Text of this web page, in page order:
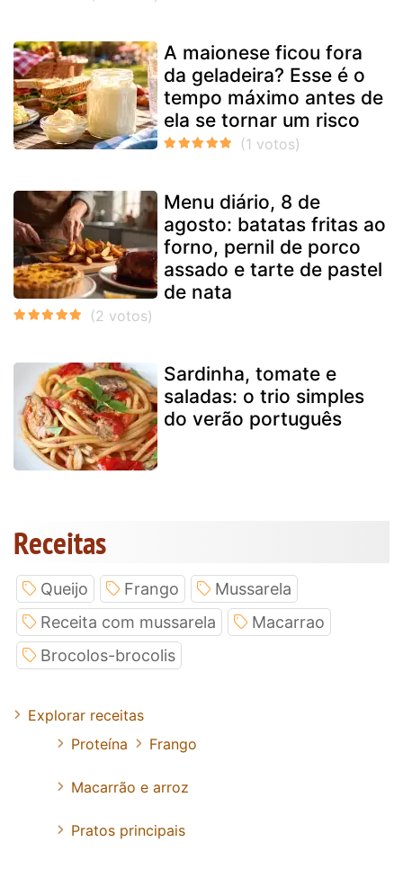
A maionese ficou fora
da geladeira? Esse é o
tempo máximo antes de
ela se tornar um risco
Menu diário, 8 de
agosto: batatas fritas ao
forno, pernil de porco
assado e tarte de pastel
de nata
Sardinha, tomate e
saladas: o trio simples
do verão português
Receitas
Queijo Frango
Mussarela
Receita com mussarela
Macarrao
Brocolos-brocolis
Explorar receitas
Proteína
Frango
Macarrão e arroz
Pratos principais